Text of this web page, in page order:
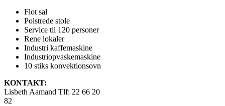
Flot sal
Polstrede stole
Service til 120 personer
Rene lokaler
Industri kaffemaskine
Industriopvaskemaskine
10 stiks konvektionsovn
KONTAKT:
Lisbeth Aamand Tlf: 22 66 20
82